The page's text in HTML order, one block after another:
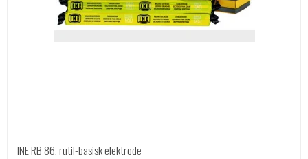
INE RB 86, rutil-basisk elektrode